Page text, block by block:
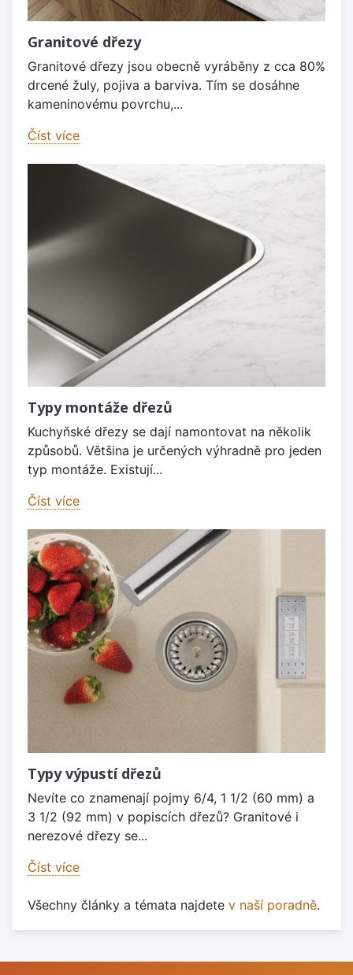
Granitové dřezy
Granitové dřezy jsou obecně vyráběny z cca 80%
drcené žuly, pojiva a barviva. Tím se dosáhne
kameninovému povrchu,...
Číst více
Typy montáže dřezů
Kuchyňské dřezy se dají namontovat na několik
způsobů. Většina je určených výhradně pro jeden
typ montáže. Existují...
Číst více
Typy výpustí dřezů
Nevíte co znamenají pojmy 6/4, 1 1/2 (60 mm) a
3 1/2 (92 mm) v popiscích dřezů? Granitové i
nerezové dřezy se...
Číst více
Všechny články a témata najdete v naší poradně.